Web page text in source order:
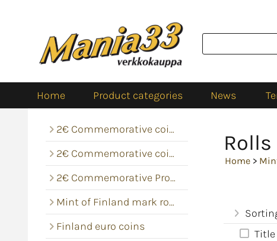
Home Product categories News
2€ Commemorative coins
2€ Commemorative coin rolls
2€ Commemorative Proof
Mint of Finland mark rolls
Finland euro coins
Rolls
Home >